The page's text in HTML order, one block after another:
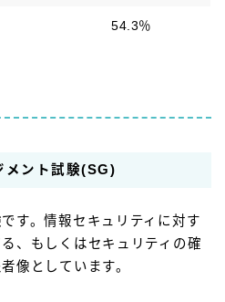
54.3％
メント試験(SG)
す。情報セキュリティに対す
、もしくはセキュリティの確
像としています。